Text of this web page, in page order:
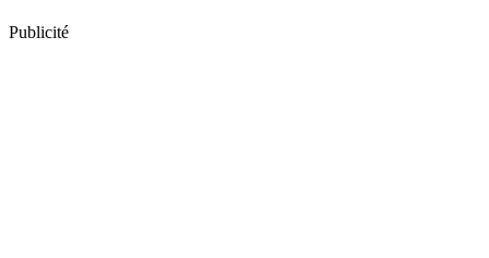
Publicité